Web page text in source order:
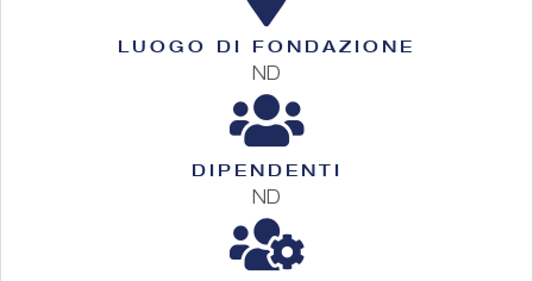
LUOGO DI FONDAZIONE
ND
DIPENDENTI
ND